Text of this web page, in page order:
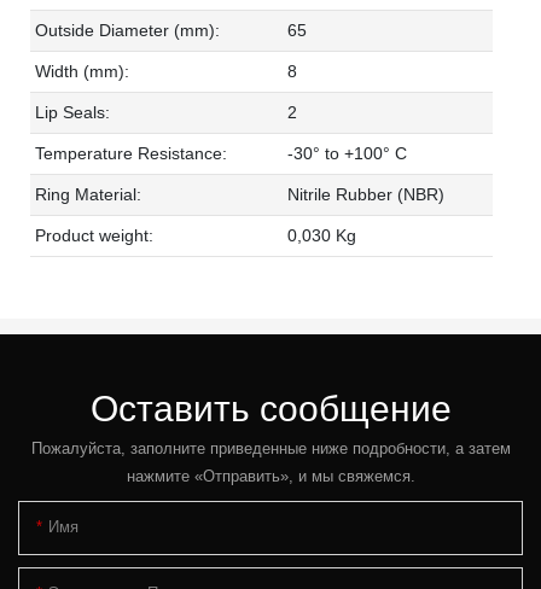
Outside Diameter (mm): 65
Width (mm): 8
Lip Seals: 2
Temperature Resistance: -30° to +100° C
Ring Material: Nitrile Rubber (NBR)
Product weight: 0,030 Kg
Оставить сообщение
Пожалуйста, заполните приведенные ниже подробности, а затем
нажмите «Отправить», и мы свяжемся.
Имя